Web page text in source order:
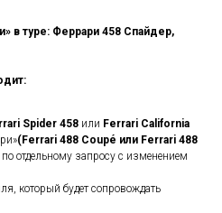
в туре: Феррари 458 Спайдер,
Spider 458 или Ferrari California
(Ferrari 488 Coupé или Ferrari 488
отдельному запросу с изменением
который будет сопровождать